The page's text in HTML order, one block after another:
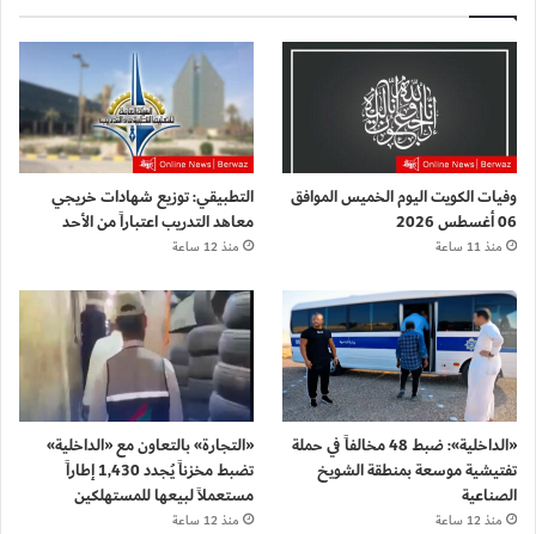
وفيات الكويت اليوم الخميس الموافق
06 أغسطس 2026
منذ 11 ساعة
التطبيقي: توزيع شهادات خريجي
معاهد التدريب اعتباراً من الأحد
منذ 12 ساعة
«الداخلية»: ضبط 48 مخالفاً في حملة
تفتيشية موسعة بمنطقة الشويخ
الصناعية
منذ 12 ساعة
«التجارة» بالتعاون مع «الداخلية»
تضبط مخزناً يُجدد 1,430 إطاراً
مستعملاً لبيعها للمستهلكين
منذ 12 ساعة